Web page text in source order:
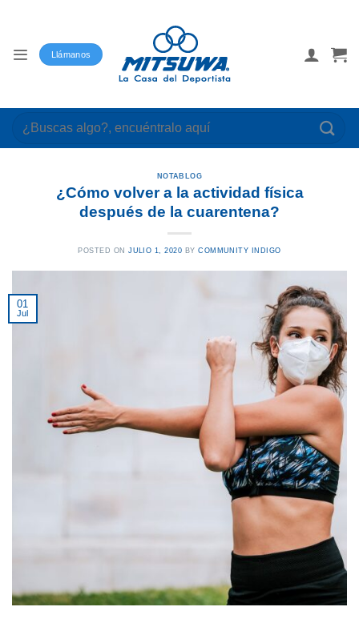
Llámanos
Buscar
por:
NOTABLOG
¿Cómo volver a la actividad física
después de la cuarentena?
POSTED ONJULIO 1, 2020 BYCOMMUNITY INDIGO
01
Jul